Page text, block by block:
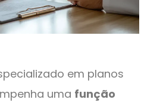
em planos
uma função